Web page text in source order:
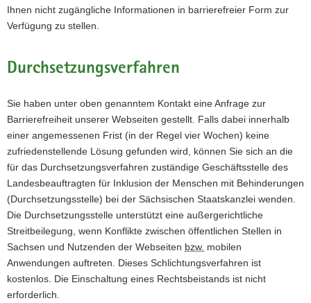
Ihnen nicht zugängliche Informationen in barrierefreier Form zur
Verfügung zu stellen.
Durchsetzungsverfahren
Sie haben unter oben genanntem Kontakt eine Anfrage zur
Barrierefreiheit unserer Webseiten gestellt. Falls dabei innerhalb
einer angemessenen Frist (in der Regel vier Wochen) keine
zufriedenstellende Lösung gefunden wird, können Sie sich an die
für das Durchsetzungsverfahren zuständige Geschäftsstelle des
Landesbeauftragten für Inklusion der Menschen mit Behinderungen
(Durchsetzungsstelle) bei der Sächsischen Staatskanzlei wenden.
Die Durchsetzungsstelle unterstützt eine außergerichtliche
Streitbeilegung, wenn Konflikte zwischen öffentlichen Stellen in
Sachsen und Nutzenden der Webseiten bzw. mobilen
Anwendungen auftreten. Dieses Schlichtungsverfahren ist
kostenlos. Die Einschaltung eines Rechtsbeistands ist nicht
erforderlich.